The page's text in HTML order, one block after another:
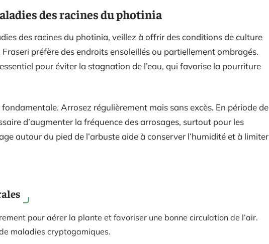
des racines du photinia
des racines du photinia, veillez à offrir des conditions de culture
préfère des endroits ensoleillés ou partiellement ombragés.
pour éviter la stagnation de l’eau, qui favorise la pourriture
fondamentale. Arrosez régulièrement mais sans excès. En période de
d’augmenter la fréquence des arrosages, surtout pour les
autour du pied de l’arbuste aide à conserver l’humidité et à limiter
pour aérer la plante et favoriser une bonne circulation de l’air.
maladies cryptogamiques.